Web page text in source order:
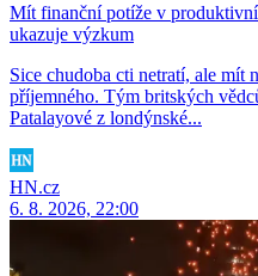
Mít finanční potíže v
ukazuje výzkum
Sice chudoba cti netratí, ale mít
příjemného. Tým britských
Patalayové z londýnské...
HN.cz
6. 8. 2026, 22:00